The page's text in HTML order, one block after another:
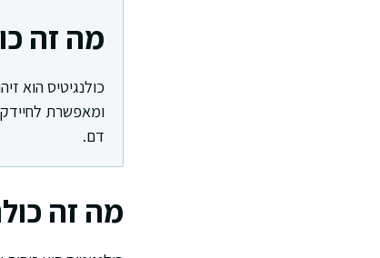
מה זה
כולנגיטיס הוא
ומאפשרת
דם.
מה זה